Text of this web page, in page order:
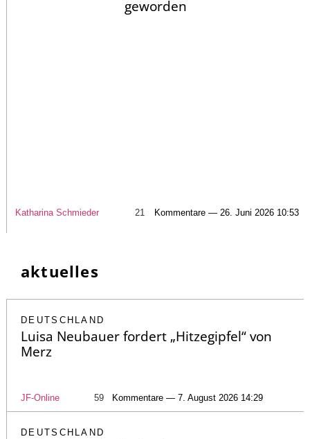
geworden
Katharina Schmieder 21 Kommentare — 26. Juni 2026 10:53
aktuelles
DEUTSCHLAND
Luisa Neubauer fordert „Hitzegipfel“ von
Merz
JF-Online 59 Kommentare — 7. August 2026 14:29
DEUTSCHLAND